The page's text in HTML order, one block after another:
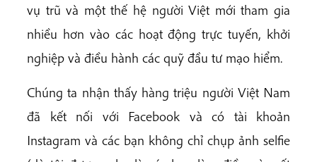
vụ trũ và một thế hệ người Việt mới tham gia
nhiều hơn vào các hoạt động trực tuyến, khởi
nghiệp và điều hành các quỹ đầu tư mạo hiểm.
Chúng ta nhận thấy hàng triệu người Việt Nam
đã kết nối với Facebook và có tài khoản
Instagram và các bạn không chỉ chụp ảnh selfie